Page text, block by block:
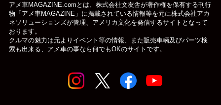
アメ車MAGAZINE.comとは、株式会社文友舎が著作権を保有する刊行
物「アメ車MAGAZINE」に掲載されている情報等を元に株式会社アカ
ネソリューションズが管理、アメリカ文化を発信するサイトとなって
おります。
クルマの魅力は元よりイベント等の情報、また販売車輛及びパーツ検
索も出来る、アメ車の事なら何でもOKのサイトです。